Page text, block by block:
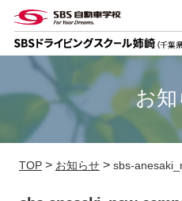
お知
TOP> お知らせ> sbs-